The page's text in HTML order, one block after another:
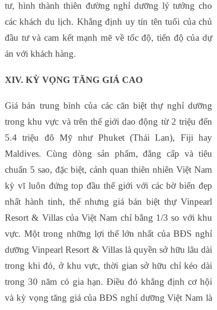
tư, hình thành thiên đường nghỉ dưỡng lý tưởng cho
các khách du lịch. Khẳng định uy tín tên tuổi của chủ
đầu tư và cam kết mạnh mẽ về tốc độ, tiến độ của dự
án với khách hàng.
XIV. KỲ VỌNG TĂNG GIÁ CAO
Giá bán trung bình của các căn biệt thự nghỉ dưỡng
trong khu vực và trên thế giới dao động từ 2 triệu đến
5.4 triệu đô Mỹ như Phuket (Thái Lan), Fiji hay
Maldives. Cùng dòng sản phẩm, đẳng cấp và tiêu
chuẩn 5 sao, đặc biệt, cảnh quan thiên nhiên Việt Nam
kỳ vĩ luôn đứng top đầu thế giới với các bờ biển đẹp
nhất hành tinh, thế nhưng giá bán biệt thự Vinpearl
Resort & Villas của Việt Nam chỉ bằng 1/3 so với khu
vực. Một trong những lợi thế lớn nhất của BĐS nghỉ
dưỡng Vinpearl Resort & Villas là quyền sở hữu lâu dài
trong khi đó, ở khu vực, thời gian sở hữu chỉ kéo dài
trong 30 năm có gia hạn. Điều đó khẳng định cơ hội
và kỳ vọng tăng giá của BĐS nghỉ dưỡng Việt Nam là